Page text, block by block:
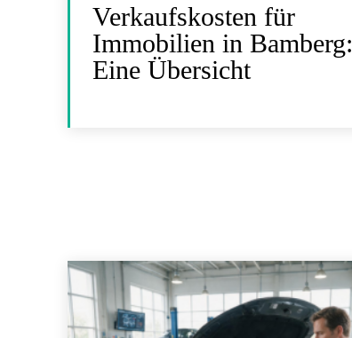
Verkaufskosten für
Immobilien in Bamberg:
Eine Übersicht